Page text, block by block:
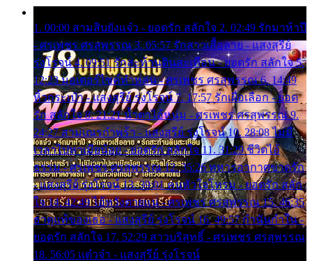
1. 00:00 สามสิบยังแจ๋ว - ยอดรัก สลักใจ 2. 02:49 รักมาห้าปี
- ศรเพชร ศรสุพรรณ 3. 05:57 รักสาวเสื้อลาย - แสงสุรีย์
รุ่งโรจน์ 4. 09:51 รักสะท้านดินสะเทือน - ยอดรัก สลักใจ 5.
12:23 มอเตอร์ไซค์ทำหล่น - ศรเพชร ศรสุพรรณ 6. 14:49
หิ้วกระเป๋า - แสงสุรีย์ รุ่งโรจน์ 7. 17:57 รักเผื่อเลือก - ยอด
รัก สลักใจ 8. 21:21 น้ำตาไอ้หนุ่ม - ศรเพชร ศรสุพรรณ 9.
24:27 สามเณรกำพร้า - แสงสุรีย์ รุ่งโรจน์ 10. 28:08 ไม่มี
เวลาไปหาเมียน้อย - ยอดรัก สลักใจ 11. 31:29 ชีวิตไอ้
ธรรม - ศรเพชร ศรสุพรรณ 12. 35:26 ทหารอากาศขาดรัก
- แสงสุรีย์ รุ่งโรจน์ 13. 39:01 คนหัวใจโทรม - ยอดรัก สลัก
ใจ 14. 42:49 ไอ้หวังตายแน่ - ศรเพชร ศรสุพรรณ 15. 46:35
ธาตุแท้ของเธอ - แสงสุรีย์ รุ่งโรจน์ 16. 49:57 กำนันกำใน -
ยอดรัก สลักใจ 17. 52:29 สาวบริสุทธิ์ - ศรเพชร ศรสุพรรณ
18. 56:05 แต๋วจ๋า - แสงสุรีย์ รุ่งโรจน์